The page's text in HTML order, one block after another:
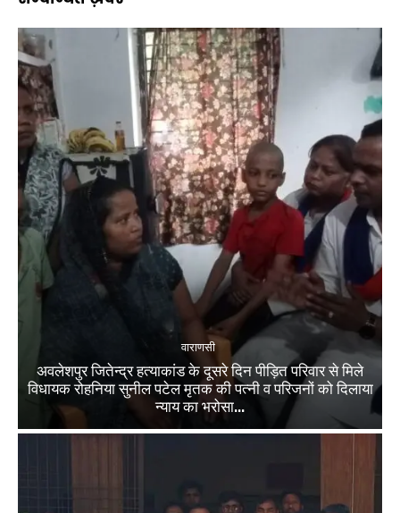
वाराणसी
अवलेशपुर जितेन्द्र हत्याकांड के दूसरे दिन पीड़ित परिवार से मिले
विधायक रोहनिया सुनील पटेल मृतक की पत्नी व परिजनों को दिलाया
न्याय का भरोसा...